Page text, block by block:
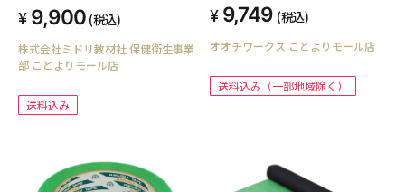
9,900 (税込)
株式会社ミドリ教材社 保健衛生事業
部 ことよりモール店
送料込み
9,749 (税込)
オオチワークス ことよりモール店
送料込み（一部地域除く）